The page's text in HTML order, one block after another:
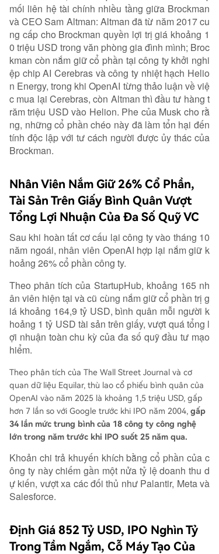
mối liên hệ tài chính nhiều tầng giữa Brockman
và CEO Sam Altman: Altman đã từ năm 2017 cu
ng cấp cho Brockman quyền lợi trị giá khoảng 1
0 triệu USD trong văn phòng gia đình mình; Broc
kman còn nắm giữ cổ phần tại công ty khởi nghi
ệp chip AI Cerebras và công ty nhiệt hạch Helio
n Energy, trong khi OpenAI từng thảo luận về việ
c mua lại Cerebras, còn Altman thì đầu tư hàng t
răm triệu USD vào Helion. Phe của Musk cho rằ
ng, những cổ phần chéo này đã làm tổn hại đến
tính độc lập với tư cách người được ủy thác của
Brockman.
Nhân Viên Nắm Giữ 26% Cổ Phần,
Tài Sản Trên Giấy Bình Quân Vượt
Tổng Lợi Nhuận Của Đa Số Quỹ VC
Sau khi hoàn tất cơ cấu lại công ty vào tháng 10
năm ngoái, nhân viên OpenAI hợp lại nắm giữ k
hoảng 26% cổ phần công ty.
Theo phân tích của StartupHub, khoảng 165 nh
ân viên hiện tại và cũ cùng nắm giữ cổ phần trị g
iá khoảng 164,9 tỷ USD, bình quân mỗi người k
hoảng 1 tỷ USD tài sản trên giấy, vượt quá tổng l
ợi nhuận toàn chu kỳ của đa số quỹ đầu tư mạo
hiểm.
Theo phân tích của The Wall Street Journal và cơ
quan dữ liệu Equilar, thù lao cổ phiếu bình quân của
OpenAI vào năm 2025 là khoảng 1,5 triệu USD, gấp
hơn 7 lần so với Google trước khi IPO năm 2004, gấp
34 lần mức trung bình của 18 công ty công nghệ
lớn trong năm trước khi IPO suốt 25 năm qua.
Khoản chi trả khuyến khích bằng cổ phần của c
ông ty này chiếm gần một nửa tỷ lệ doanh thu d
ự kiến, vượt xa các đối thủ như Palantir, Meta và
Salesforce.
Định Giá 852 Tỷ USD, IPO Nghìn Tỷ
Trong Tầm Ngắm, Cỗ Máy Tạo Của